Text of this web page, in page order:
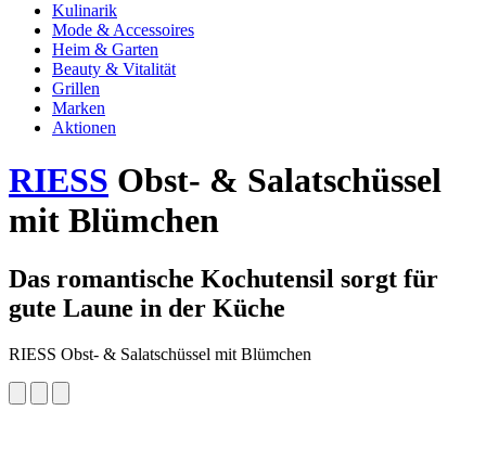
Kulinarik
Mode & Accessoires
Heim & Garten
Beauty & Vitalität
Grillen
Marken
Aktionen
RIESS Obst- & Salatschüssel
mit Blümchen
Das romantische Kochutensil sorgt für
gute Laune in der Küche
RIESS Obst- & Salatschüssel mit Blümchen